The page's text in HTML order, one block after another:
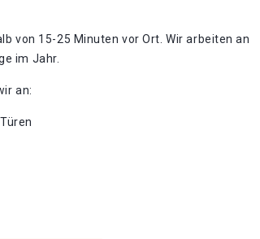
von 15-25 Minuten vor Ort. Wir arbeiten an
im Jahr.
an: